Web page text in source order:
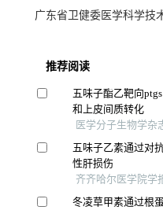
广东省卫健委医学科学技